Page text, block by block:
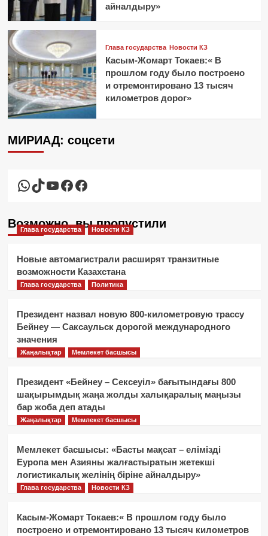
айналдыру»
Глава государства Новости КЗ
Касым-Жомарт Токаев:« В
прошлом году было построено
и отремонтировано 13 тысяч
километров дорог»
МИРИАД: соцсети
WhatsApp
TikTok
YouTube
Facebook
Facebook
Возможно, вы пропустили
Глава государства Новости КЗ
Новые автомагистрали расширят транзитные
возможности Казахстана
Глава государства Политика
Президент назвал новую 800-километровую трассу
Бейнеу — Саксаульск дорогой международного
значения
Жаңалықтар Мемлекет басшысы
Президент «Бейнеу – Сексеуіл» бағытындағы 800
шақырымдық жаңа жолды халықаралық маңызы
бар жоба деп атады
Жаңалықтар Мемлекет басшысы
Мемлекет басшысы: «Басты мақсат – елімізді
Еуропа мен Азияны жалғастыратын жетекші
логистикалық желінің біріне айналдыру»
Глава государства Новости КЗ
Касым-Жомарт Токаев:« В прошлом году было
построено и отремонтировано 13 тысяч километров